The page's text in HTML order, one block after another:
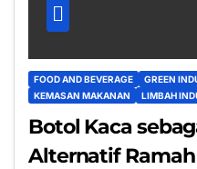
FOOD AND BEVERAGE GREEN
KEMASAN MAKANAN
LIMBAH
Botol Kaca
Alternatif